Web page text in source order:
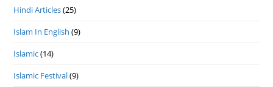
Hindi Articles(25)
Islam In English (9)
Islamic(14)
Islamic Festival(9)